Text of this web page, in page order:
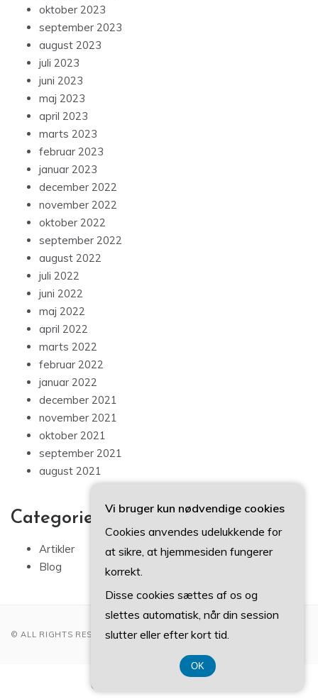
oktober 2023
september 2023
august 2023
juli 2023
juni 2023
maj 2023
april 2023
marts 2023
februar 2023
januar 2023
december 2022
november 2022
oktober 2022
september 2022
august 2022
juli 2022
juni 2022
maj 2022
april 2022
marts 2022
februar 2022
januar 2022
december 2021
november 2021
oktober 2021
september 2021
august 2021
Categories
Artikler
Blog
© ALL RIGHTS RESERVED 2022
CVR-Nummer 374 077 39
Vi bruger kun nødvendige cookies
Cookies anvendes udelukkende for
at sikre, at hjemmesiden fungerer
korrekt.
Disse cookies sættes af os og
slettes automatisk, når din session
slutter eller efter kort tid.
OK